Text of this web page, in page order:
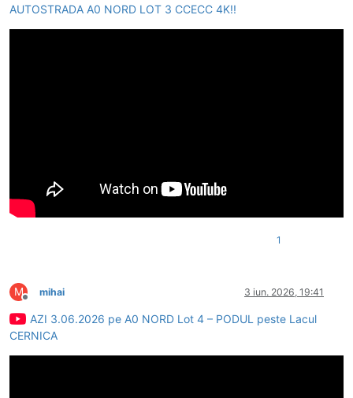
AUTOSTRADA A0 NORD LOT 3 CCECC 4K!!
1
M
Deconectat
mihai 3 iun. 2026, 19:41
AZI 3.06.2026 pe A0 NORD Lot 4 – PODUL peste Lacul
CERNICA